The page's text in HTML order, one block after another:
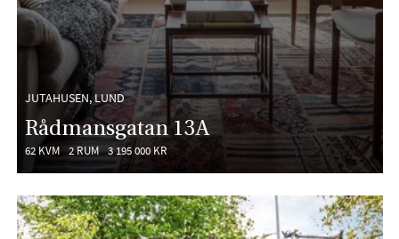
JUTAHUSEN, LUND
Rådmansgatan 13A
62 KVM 2 RUM 3 195 000 KR